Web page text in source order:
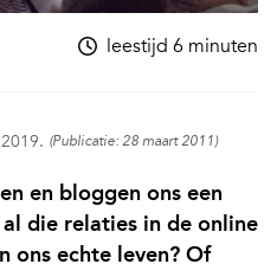
leestijd 6 minuten
(Publicatie: 28 maart 2011)
en bloggen ons een
die relaties in de online
ons echte leven? Of